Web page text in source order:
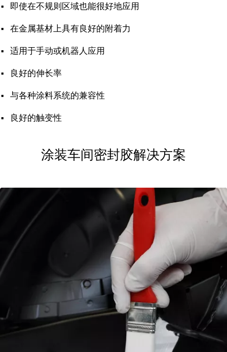
即使在不规则区域也能很好地应用
在金属基材上具有良好的附着力
适用于手动或机器人应用
良好的伸长率
与各种涂料系统的兼容性
良好的触变性
涂装车间密封胶解决方案